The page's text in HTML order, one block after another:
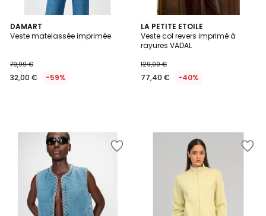
DAMART
Veste matelassée imprimée
79,99 €
32,00 € -59%
LA PETITE ETOILE
Veste col revers imprimé à
rayures VADAL
129,00 €
77,40 € -40%